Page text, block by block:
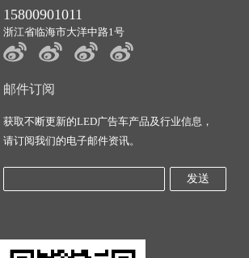
15800901011
浙江省临海市大洋中路1号
邮件订阅
获取不断更新的LED广告车产品及行业信息，
请订阅我们的电子邮件资讯。
发送